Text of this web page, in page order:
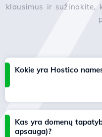
klausimus ir sužinokite,
Kokie yra Hostico
Kas yra domenų
apsauga)?